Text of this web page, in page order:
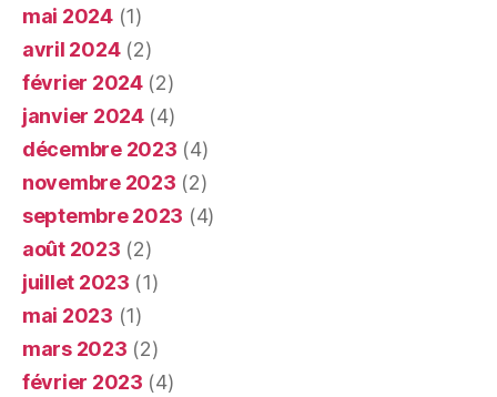
mai 2024(1)
avril 2024(2)
février 2024(2)
janvier 2024(4)
décembre 2023 (4)
novembre 2023 (2)
septembre 2023 (4)
août 2023 (2)
juillet 2023 (1)
mai 2023 (1)
mars 2023 (2)
février 2023 (4)